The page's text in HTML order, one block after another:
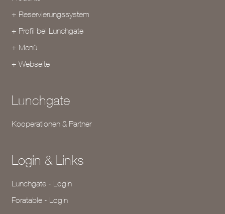
+ Reservierungssystem
+ Profil bei Lunchgate
+ Menü
+ Webseite
Lunchgate
Kooperationen & Partner
Login & Links
Lunchgate - Login
Foratable - Login